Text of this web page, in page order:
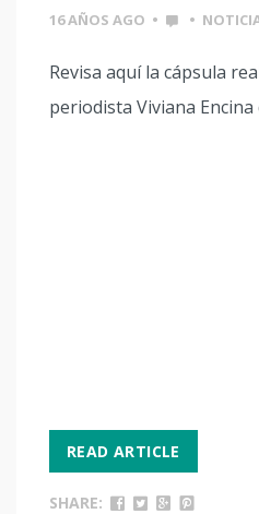
16 AÑOS AGO • •
Revisa aquí la cápsula
periodista Viviana Encina
READ ARTICLE
SHARE: